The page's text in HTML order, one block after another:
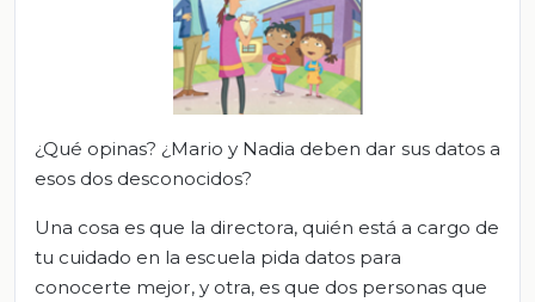
¿Qué opinas? ¿Mario y Nadia deben dar sus datos a
esos dos desconocidos?
Una cosa es que la directora, quién está a cargo de
tu cuidado en la escuela pida datos para
conocerte mejor, y otra, es que dos personas que